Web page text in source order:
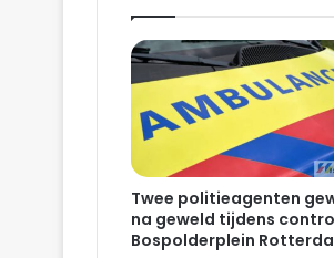
Twee politieagenten
na geweld tijdens
Bospolderplein